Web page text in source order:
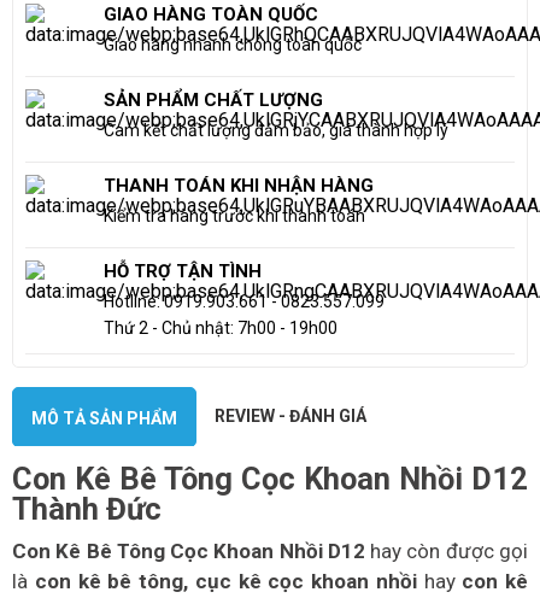
GIAO HÀNG TOÀN QUỐC
Giao hàng nhanh chóng toàn quốc
SẢN PHẨM CHẤT LƯỢNG
Cam kết chất lượng đảm bảo, giá thành hợp lý
THANH TOÁN KHI NHẬN HÀNG
Kiểm tra hàng trước khi thanh toán
HỖ TRỢ TẬN TÌNH
Hotline: 0919.903.661 - 0823.557.099
Thứ 2 - Chủ nhật: 7h00 - 19h00
MÔ TẢ SẢN PHẨM REVIEW - ĐÁNH GIÁ
Con Kê Bê Tông Cọc Khoan Nhồi D12
Thành Đức
Con Kê Bê Tông Cọc Khoan Nhồi D12 hay còn được gọi
là con kê bê tông, cục kê cọc khoan nhồi haycon kê